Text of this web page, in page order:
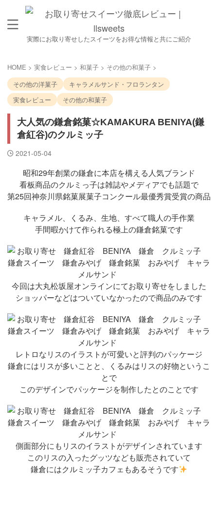
実際にお取り寄せしたスイーツをお得な情報と共にご紹介
HOME > 実食レビュー > 和菓子 > その他の和菓子 >
その他の洋菓子
キャラメルサンド・フロランタン
実食レビュー
その他の和菓子
大人気の鎌倉銘菓☆KAMAKURA BENIYA(鎌
倉紅谷)のクルミッ子
2021-05-04
昭和29年創業の鎌倉に本店を構える人気ブランド
看板商品のクルミっ子は雑誌やメディアでも話題で
第25回神奈川県銘菓展菓子コンクール最優秀賞受賞の商品
キャラメル、くるみ、生地、すべて職人の手作業
手間暇かけて作られる極上の鎌倉銘菓です
今回は大丸松坂屋オンラインにてお取り寄せをしました
ショッパーなどはついていなかったので商品のみです
レトロなリスのイラストが可愛いと評判のパッケージ
鎌倉にはリスが多いことと、くるみはリスの好物というこ
とで
このデザインでパッケージを制作したとのことです
側面部分にもリスのイラストがデザインされています
このリスの入ったグッツなども販売されていて
鎌倉にはクルミッ子カフェもあるそうです